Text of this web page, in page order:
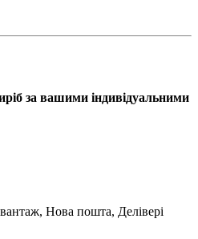
за вашими індивідуальними
Нова пошта, Делівері